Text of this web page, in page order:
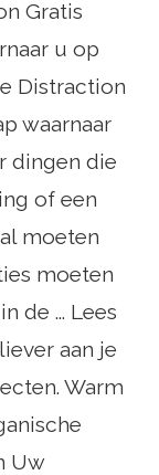
Gratis
u op
Distraction
waarnaar
dingen die
of een
moeten
moeten
de ... Lees
aan je
Warm
Uw